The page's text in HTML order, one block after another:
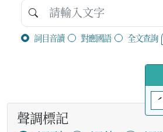
詞目音讀 對應國語 全文查詢
ˊ
聲調標記